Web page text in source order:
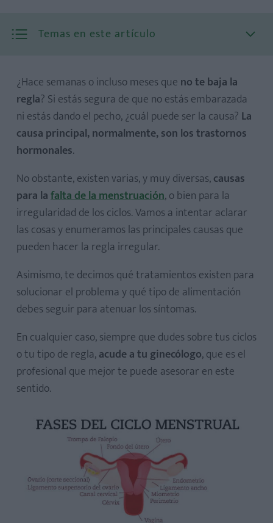
Temas en este artículo
Qué es
Causas
Otros síntomas
Qué es
Causas
Consecuencias
Qué es
Causas
Qué es
Causas
¿Hace semanas o incluso meses que no te baja la
regla? Si estás segura de que no estás embarazada
ni estás dando el pecho, ¿cuál puede ser la causa? La
causa principal, normalmente, son los trastornos
hormonales.
No obstante, existen varias, y muy diversas,causas
para lafalta de la menstruación, o bien para la
irregularidad de los ciclos. Vamos a intentar aclarar
las cosas y enumeramos las principales causas que
pueden hacer la regla irregular.
Asimismo, te decimos qué tratamientos existen para
solucionar el problema y qué tipo de alimentación
debes seguir para atenuar los síntomas.
En cualquier caso, siempre que dudes sobre tus ciclos
o tu tipo de regla,acude a tu ginecólogo, que es el
profesional que mejor te puede asesorar en este
sentido.